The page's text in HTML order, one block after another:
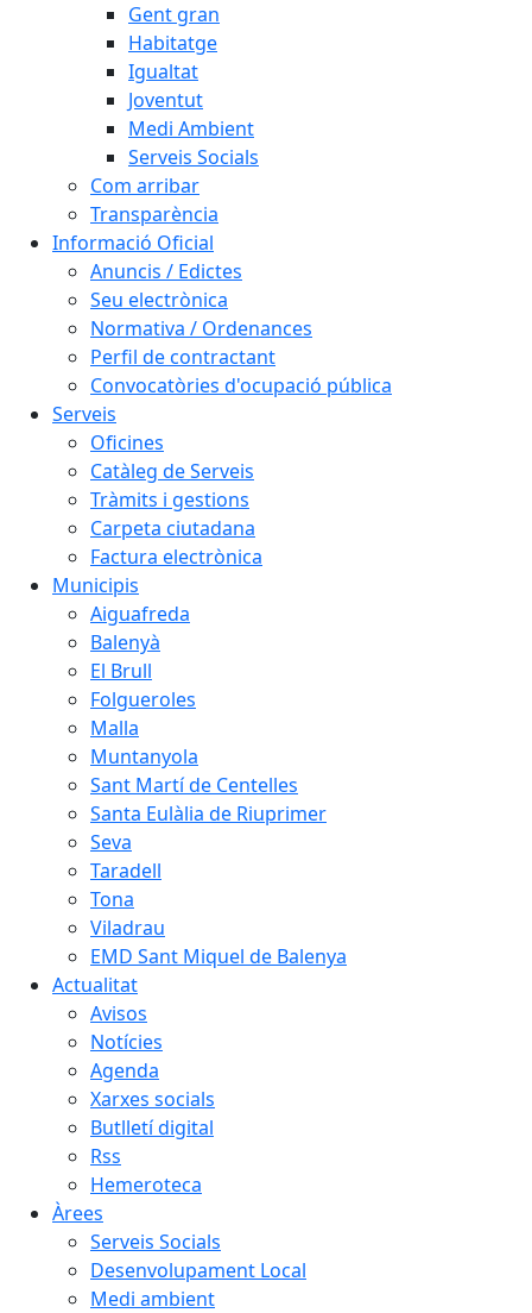
Gent gran
Habitatge
Igualtat
Joventut
Medi Ambient
Serveis Socials
Com arribar
Transparència
Informació Oficial
Anuncis / Edictes
Seu electrònica
Normativa / Ordenances
Perfil de contractant
Convocatòries d'ocupació pública
Serveis
Oficines
Catàleg de Serveis
Tràmits i gestions
Carpeta ciutadana
Factura electrònica
Municipis
Aiguafreda
Balenyà
El Brull
Folgueroles
Malla
Muntanyola
Sant Martí de Centelles
Santa Eulàlia de Riuprimer
Seva
Taradell
Tona
Viladrau
EMD Sant Miquel de Balenya
Actualitat
Avisos
Notícies
Agenda
Xarxes socials
Butlletí digital
Rss
Hemeroteca
Àrees
Serveis Socials
Desenvolupament Local
Medi ambient